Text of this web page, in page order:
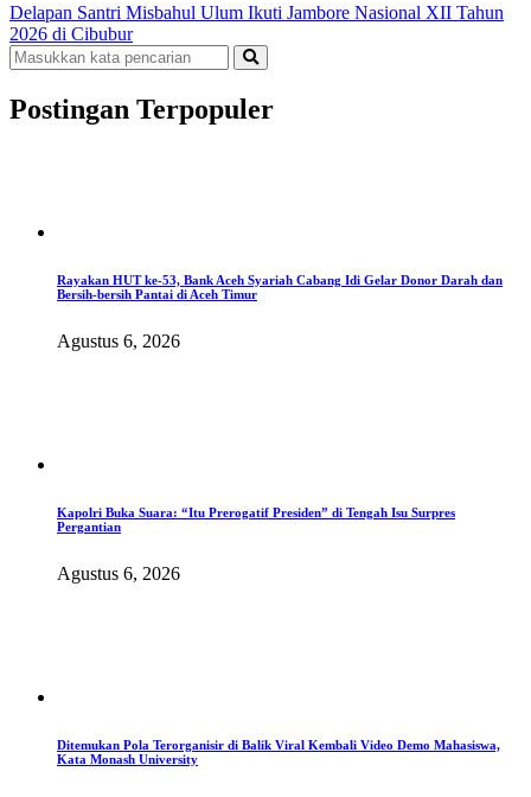
Delapan Santri Misbahul Ulum Ikuti Jambore Nasional XII Tahun
2026 di Cibubur
Postingan Terpopuler
Rayakan HUT ke-53, Bank Aceh Syariah Cabang Idi Gelar Donor Darah dan
Bersih-bersih Pantai di Aceh Timur
Agustus 6, 2026
Kapolri Buka Suara: “Itu Prerogatif Presiden” di Tengah Isu Surpres
Pergantian
Agustus 6, 2026
Ditemukan Pola Terorganisir di Balik Viral Kembali Video Demo Mahasiswa,
Kata Monash University